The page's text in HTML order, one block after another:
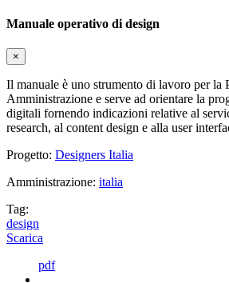
Manuale operativo di design
×
Il manuale è uno strumento di lavoro per la
Amministrazione e serve ad orientare la
digitali fornendo indicazioni relative al
research, al content design e alla user
Progetto: Designers Italia
Amministrazione: italia
Tag:
design
Scarica
pdf